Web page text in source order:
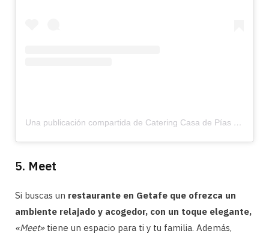
Una publicación compartida de Catering Casa de Pías (@casadepias)
5. Meet
Si buscas un restaurante en Getafe que ofrezca un
ambiente relajado y acogedor, con un toque elegante,
«Meet»tiene un espacio para ti y tu familia. Además,